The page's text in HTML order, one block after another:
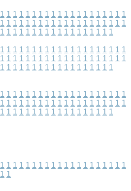
1 1 1 1 1 1 1 1 1 1 1 1 1 1 1 1 1 1 1 1
1 1 1 1 1 1 1 1 1 1 1 1 1 1 1 1 1 1 1 1
1 1 1 1 1 1 1 1 1 1 1 1 1 1 1 1 1 1
1 1 1 1 1 1 1 1 1 1 1 1 1 1 1 1 1 1 1 1
1 1 1 1 1 1 1 1 1 1 1 1 1 1 1 1 1 1 1 1
1 1 1 1 1 1 1 1 1 1 1 1 1 1 1 1 1 1
1 1 1 1 1 1 1 1 1 1 1 1 1 1 1 1 1 1 1 1
1 1 1 1 1 1 1 1 1 1 1 1 1 1 1 1 1 1 1 1
1 1 1 1 1 1 1 1 1 1 1 1 1 1 1 1 1 1
1 1 1 1 1 1 1 1 1 1 1 1 1 1 1 1 1 1 1 1
1 1